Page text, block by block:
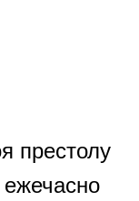
престолу